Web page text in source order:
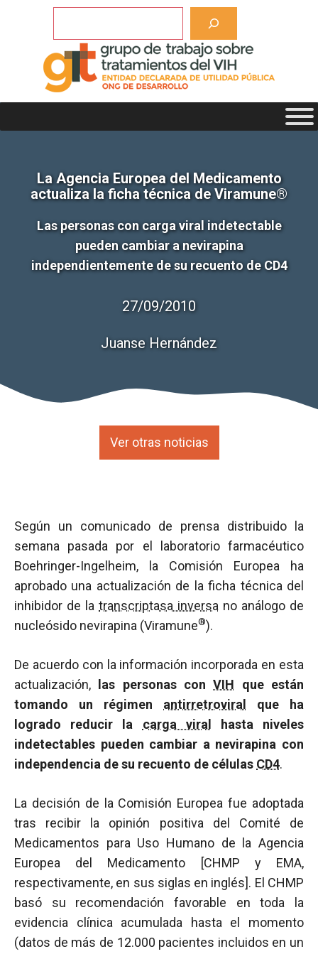
La Agencia Europea del Medicamento
actualiza la ficha técnica de Viramune®
Las personas con carga viral indetectable
pueden cambiar a nevirapina
independientemente de su recuento de CD4
27/09/2010
Juanse Hernández
Ver otras noticias
Según un comunicado de prensa distribuido la
semana pasada por el laboratorio farmacéutico
Boehringer-Ingelheim, la Comisión Europea ha
aprobado una actualización de la ficha técnica del
inhibidor de la transcriptasa inversa no análogo de
nucleósido nevirapina (Viramune®).
De acuerdo con la información incorporada en esta
actualización, las personas conVIH que están
tomando un régimen antirretroviral
que ha
logrado reducir la carga viral
hasta niveles
indetectables pueden cambiar a nevirapina con
independencia de su recuento de células CD4.
La decisión de la Comisión Europea fue adoptada
tras recibir la opinión positiva del Comité de
Medicamentos para Uso Humano de la Agencia
Europea del Medicamento [CHMP y EMA,
respectivamente, en sus siglas en inglés]. El CHMP
basó su recomendación favorable en toda la
evidencia clínica acumulada hasta el momento
(datos de más de 12.000 pacientes incluidos en un